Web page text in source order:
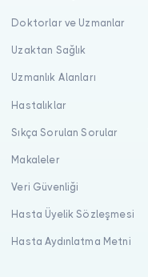
Doktorlar ve Uzmanlar
Uzaktan Sağlık
Uzmanlık Alanları
Hastalıklar
Sıkça Sorulan Sorular
Makaleler
Veri Güvenliği
Hasta Üyelik Sözleşmesi
Hasta Aydınlatma Metni